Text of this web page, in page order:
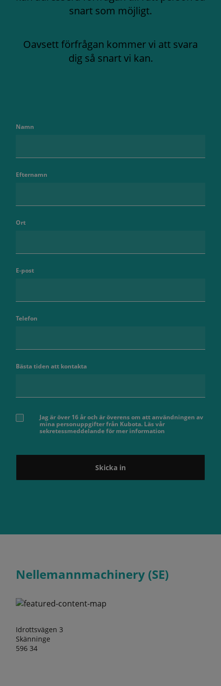
snart som möjligt.
Oavsett förfrågan kommer vi att svara
dig så snart vi kan.
Namn
Efternamn
Ort
E-post
Telefon
Bästa tiden att kontakta
Jag är över 16 år och är överens om att användningen av
mina personuppgifter från Kubota. Läs vår
sekretessmeddelande för mer information
Skicka in
Nellemannmachinery (SE)
Idrottsvägen 3
Skänninge
596 34